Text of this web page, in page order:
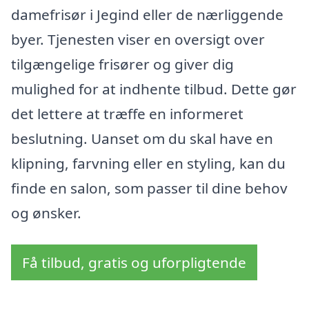
damefrisør i Jegind eller de nærliggende
byer. Tjenesten viser en oversigt over
tilgængelige frisører og giver dig
mulighed for at indhente tilbud. Dette gør
det lettere at træffe en informeret
beslutning. Uanset om du skal have en
klipning, farvning eller en styling, kan du
finde en salon, som passer til dine behov
og ønsker.
Få tilbud, gratis og uforpligtende